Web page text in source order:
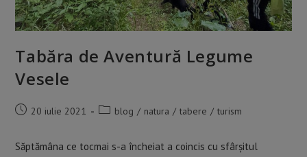
Tabăra de Aventură Legume
Vesele
Post20 iulie 2021
Postblog / natura / tabere / turism
Săptămâna ce tocmai s-a încheiat a coincis cu sfârșitul